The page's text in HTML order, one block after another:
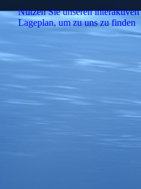
Nutzen Sie unseren interaktiven
La­ge­plan, um zu uns zu finden